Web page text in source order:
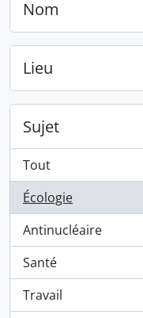
Nom
Lieu
Sujet
Tout
Écologie
, 4 résultats
Antinucléaire
, 3 résultats
Santé
, 1 résultats
Travail
, 1 résultats